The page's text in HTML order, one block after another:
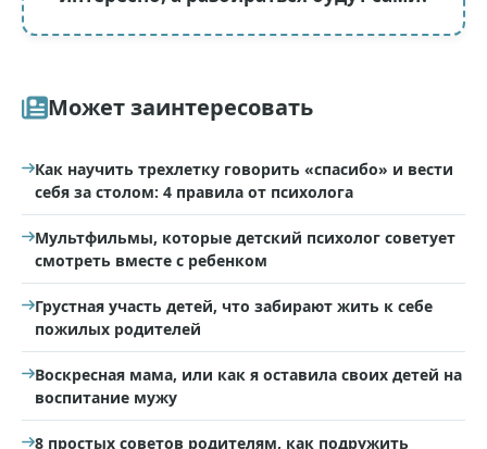
Может заинтересовать
Как научить трехлетку говорить «спасибо» и вести
себя за столом: 4 правила от психолога
Мультфильмы, которые детский психолог советует
смотреть вместе с ребенком
Грустная участь детей, что забирают жить к себе
пожилых родителей
Воскресная мама, или как я оставила своих детей на
воспитание мужу
8 простых советов родителям, как подружить